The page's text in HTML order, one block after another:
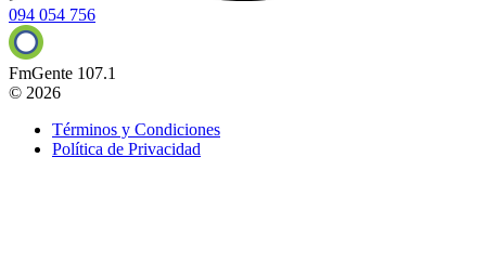
094 054 756
FmGente 107.1
© 2026
Términos y Condiciones
Política de Privacidad